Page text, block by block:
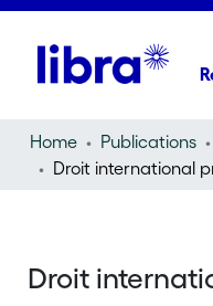
Home Publications
Droit international
Droit